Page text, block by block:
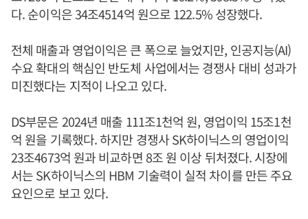
다. 순이익은 34조4514억 원으로 122.5% 성장했다.
전체 매출과 영업이익은 큰 폭으로 늘었지만, 인공지능(AI)
수요 확대의 핵심인 반도체 사업에서는 경쟁사 대비 성과가
미진했다는 지적이 나오고 있다.
DS부문은 2024년 매출 111조1천억 원, 영업이익 15조1천
억 원을 기록했다. 하지만 경쟁사 SK하이닉스의 영업이익
23조4673억 원과 비교하면 8조 원 이상 뒤처졌다. 시장에
서는 SK하이닉스의 HBM 기술력이 실적 차이를 만든 주요
요인으로 보고 있다.